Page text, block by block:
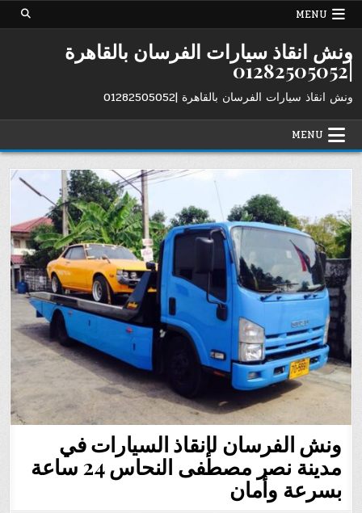
Skip
MENU
ونش انقاذ سيارات الفرسان بالقاهرة
|01282505052
ونش انقاذ سيارات الفرسان بالقاهرة |01282505052
MENU
ونش الفرسان لإنقاذ السيارات في
مدينة نصر مصطفى النحاس 24 ساعة
بسرعة وأمان